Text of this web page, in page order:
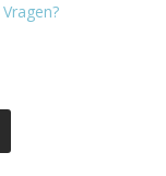
Vragen?